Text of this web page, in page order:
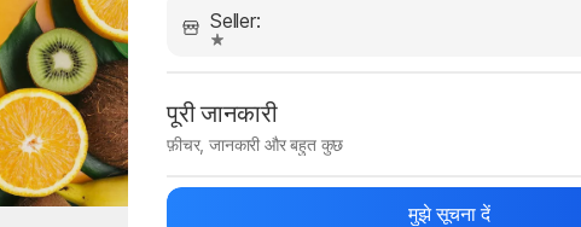
Seller:
पूरी जानकारी
फ़ीचर, जानकारी और बहुत कुछ
Show More
मुझे सूचना दें